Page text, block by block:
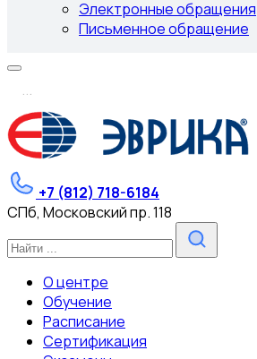
Электронные обращения
Письменное обращение
...
+7 (812) 718-6184
СПб, Московский пр. 118
О центре
Обучение
Расписание
Сертификация